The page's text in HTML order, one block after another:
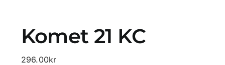
Komet 21 KC
296.00kr